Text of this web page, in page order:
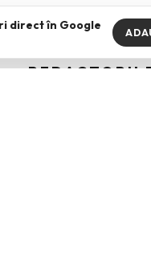
REDACTORII
direct în Google